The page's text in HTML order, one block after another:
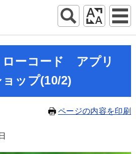
ローコード アプリ
ップ(10/2)
ページの内容を印刷